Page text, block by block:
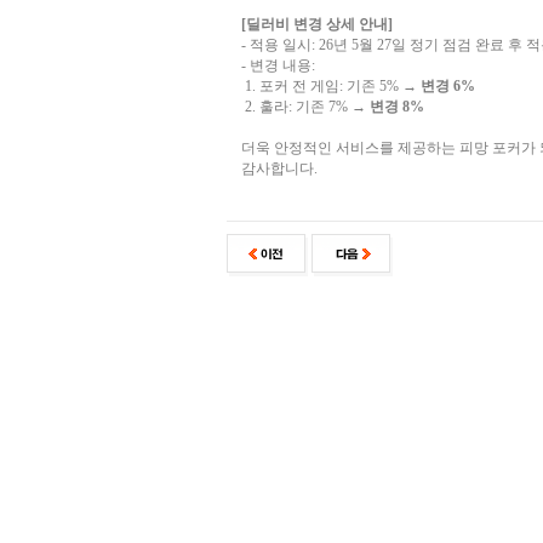
[딜러비 변경 상세 안내]
- 적용 일시: 26년 5월 27일 정기 점검 완료 후 적
- 변경 내용:
1. 포커 전 게임: 기존 5% → 변경 6%
2. 훌라: 기존 7% → 변경 8%
더욱 안정적인 서비스를 제공하는 피망 포커가
감사합니다.